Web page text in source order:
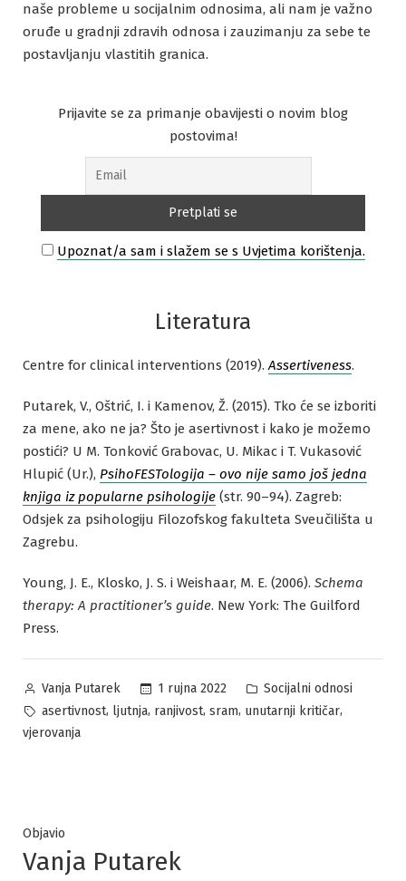
naše probleme u socijalnim odnosima, ali nam je važno
oruđe u gradnji zdravih odnosa i zauzimanju za sebe te
postavljanju vlastitih granica.
Prijavite se za primanje obavijesti o novim blog
postovima!
Upoznat/a sam i slažem se s Uvjetima korištenja.
Literatura
Centre for clinical interventions (2019). Assertiveness.
Putarek, V., Oštrić, I. i Kamenov, Ž. (2015). Tko će se izboriti
za mene, ako ne ja? Što je asertivnost i kako je možemo
postići? U M. Tonković Grabovac, U. Mikac i T. Vukasović
Hlupić (Ur.), PsihoFESTologija – ovo nije samo još jedna
knjiga iz popularne psihologije (str. 90–94). Zagreb:
Odsjek za psihologiju Filozofskog fakulteta Sveučilišta u
Zagrebu.
Young, J. E., Klosko, J. S. i Weishaar, M. E. (2006). Schema
therapy: A practitioner’s guide. New York: The Guilford
Press.
Posted
by
Vanja Putarek 1 rujna 2022
Posted
in
Socijalni odnosi
Tags:
asertivnost, ljutnja, ranjivost, sram, unutarnji kritičar,
vjerovanja
Objavio
Vanja Putarek